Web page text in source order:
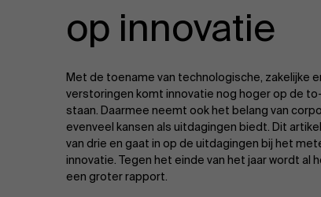
Vastgoed
Strategie & Innovatie
Supply Chain
Sustainable Transformation
op innovatie
Met de toename van technologische, zakelijke
verstoringen komt innovatie nog hoger op de
staan. Daarmee neemt ook het belang van
evenveel kansen als uitdagingen biedt. Dit
van drie en gaat in op de uitdagingen bij het
innovatie. Tegen het einde van het jaar wordt al
een groter rapport.